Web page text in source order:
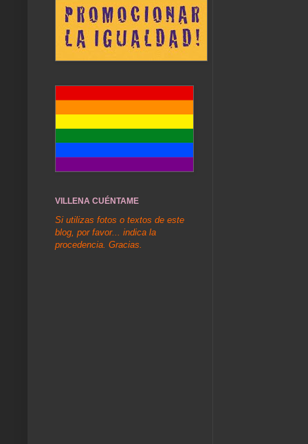
VILLENA CUÉNTAME
Si utilizas fotos o textos de este
blog, por favor... indica la
procedencia. Gracias.